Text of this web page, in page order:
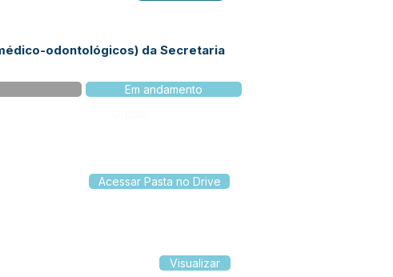
odontológicos) da Secretaria
Em andamento
Acessar Pasta no Drive
Visualizar